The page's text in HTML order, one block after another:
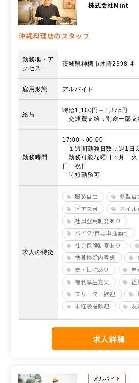
株式会社Mint
沖縄料理店のスタッフ
勤務地・ア
クセス
茨城県神栖市木崎2398-4
雇用形態 アルバイト
給与
時給1,100円～1,375円
交通費支給：別途一部支
勤務時間
17:00～00:00
１週間勤務日数：週1日
勤務可能な曜日：
日 祝日
時短勤務可
求人の特徴
服装自由 髪型自
ピアス可
ネイル
社員登用制度あり
バイク/自転車通勤可
社会保険制度あり
扶養控除内考慮
寮・社宅あり
車
福利厚生充実
経
フリーター歓迎
未経験者歓迎
友
求人詳細
アルバイト